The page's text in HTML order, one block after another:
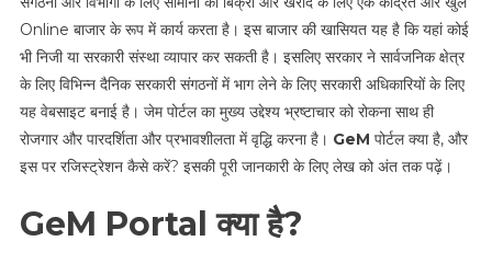
Online बाजार के रूप में कार्य करता है। इस बाजार की खासियत यह है कि यहां कोई
भी निजी या सरकारी संस्था व्यापार कर सकती है। इसलिए सरकार ने सार्वजनिक क्षेत्र
के लिए विभिन्न दैनिक सरकारी संगठनों में भाग लेने के लिए सरकारी अधिकारियों के लिए
यह वेबसाइट बनाई है। जेम पोर्टल का मुख्य उद्देश्य भ्रष्टाचार को रोकना साथ ही
रोजगार और पारदर्शिता और प्रभावशीलता में वृद्धि करना है। GeM पोर्टल क्या है, और
इस पर रजिस्ट्रेशन कैसे करें? इसकी पूरी जानकारी के लिए लेख को अंत तक पढ़ें।
GeM Portal क्या है?